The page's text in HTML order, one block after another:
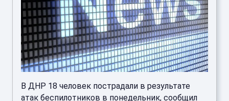
В ДНР 18 человек пострадали в результате
атак беспилотников в понедельник, сообщил